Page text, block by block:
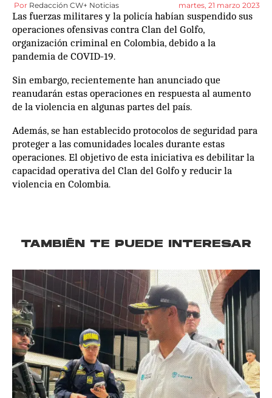
Por Redacción CW+ Noticias martes, 21 marzo 2023
Las fuerzas militares y la policía habían suspendido sus
operaciones ofensivas contra Clan del Golfo,
organización criminal en Colombia, debido a la
pandemia de COVID-19.
Sin embargo, recientemente han anunciado que
reanudarán estas operaciones en respuesta al aumento
de la violencia en algunas partes del país.
Además, se han establecido protocolos de seguridad para
proteger a las comunidades locales durante estas
operaciones. El objetivo de esta iniciativa es debilitar la
capacidad operativa del Clan del Golfo y reducir la
violencia en Colombia.
TAMBIÉN TE PUEDE INTERESAR